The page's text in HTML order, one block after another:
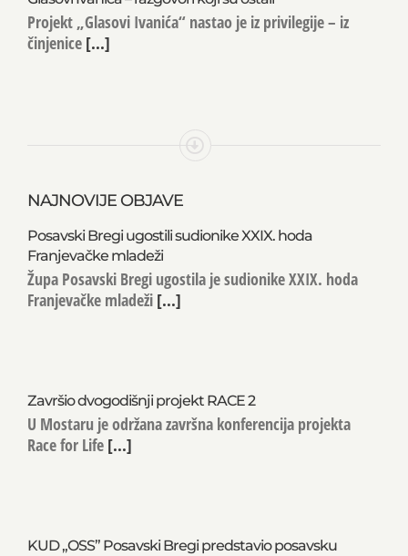
Projekt „Glasovi Ivanića“ nastao je iz privilegije – iz
činjenice [...]
NAJNOVIJE OBJAVE
Posavski Bregi ugostili sudionike XXIX. hoda
Franjevačke mladeži
Župa Posavski Bregi ugostila je sudionike XXIX. hoda
Franjevačke mladeži [...]
Završio dvogodišnji projekt RACE 2
U Mostaru je održana završna konferencija projekta
Race for Life [...]
KUD „OSS” Posavski Bregi predstavio posavsku